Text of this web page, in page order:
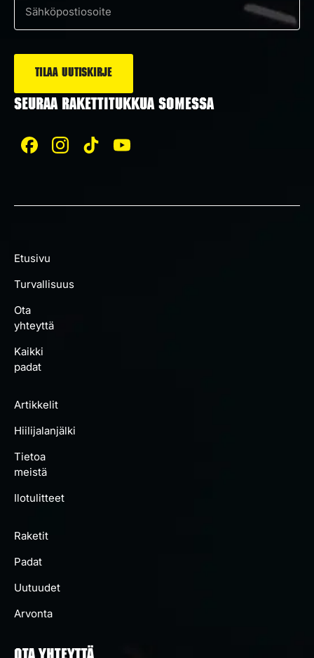
Sähköposti
SEURAA RAKETTITUKKUA SOMESSA
Etusivu
Turvallisuus
Ota
yhteyttä
Kaikki
padat
Artikkelit
Hiilijalanjälki
Tietoa
meistä
Ilotulitteet
Raketit
Padat
Uutuudet
Arvonta